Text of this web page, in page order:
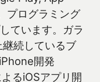
プログラミング
ています。ガラ
続しているブ
開発
るiOSアプリ開